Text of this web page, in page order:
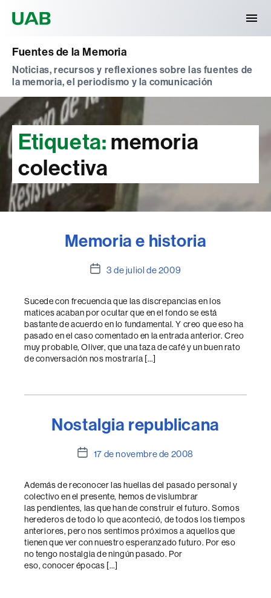
Fuentes de la Memoria
Noticias, recursos y reflexiones sobre las fuentes de
la memoria, el periodismo y la comunicación
Etiqueta: memoria
colectiva
Memoria e historia
Data3 de juliol de 2009
Sucede con frecuencia que las discrepancias en los
matices acaban por ocultar que en el fondo se está
bastante de acuerdo en lo fundamental. Y creo que eso ha
pasado en el caso comentado en la entrada anterior. Creo
muy probable, Oliver, que una taza de café y un buen rato
de conversación nos mostraría […]
Nostalgia republicana
Data17 de novembre de 2008
Además de reconocer las huellas del pasado personal y
colectivo en el presente, hemos de vislumbrar
las pendientes, las que han de construir el futuro. Somos
herederos de todo lo que aconteció, de todos los tiempos
anteriores, pero nos sentimos próximos a aquellos que
tienen que ver con nuestro esperanzado futuro. Por eso
no tengo nostalgia de ningún pasado. Por
eso, conocer épocas […]